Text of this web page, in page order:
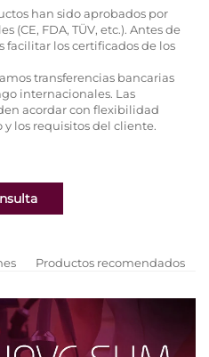
han sido aprobados por
(CE, FDA, TÜV, etc.). Antes de
los certificados de los
transferencias bancarias
internacionales. Las
acordar con flexibilidad
los requisitos del cliente.
Productos recomendados